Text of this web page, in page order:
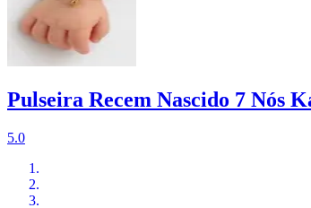
Pulseira Recem Nascido 7 Nós
5.0